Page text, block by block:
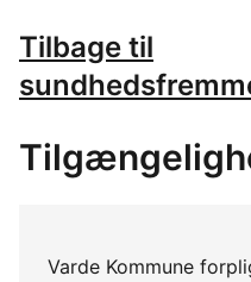
Tilbage til
Varde Kommune